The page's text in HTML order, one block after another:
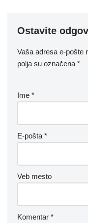
Ostavite
Vaša adresa e-pošte
polja su označena *
Ime *
E-pošta *
Veb mesto
Komentar *